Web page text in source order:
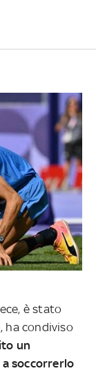
è stato
ha condiviso
un
soccorrerlo